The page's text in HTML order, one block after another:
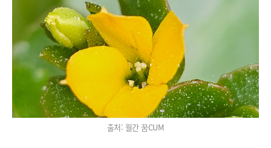
출처: 월간 꿈CUM